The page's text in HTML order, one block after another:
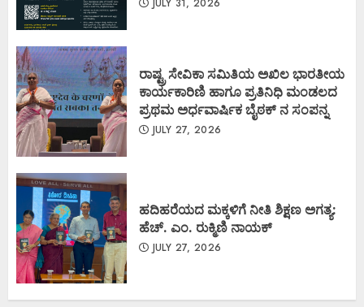
ರಾಷ್ಟ್ರ ಸೇವಿಕಾ ಸಮಿತಿಯ ಅಖಿಲ ಭಾರತೀಯ
ಕಾರ್ಯಕಾರಿಣಿ ಹಾಗೂ ಪ್ರತಿನಿಧಿ ಮಂಡಲದ
ಪ್ರಥಮ ಅರ್ಧವಾರ್ಷಿಕ ಬೈಠಕ್ ನ ಸಂಪನ್ನ
JULY 27, 2026
ಹದಿಹರೆಯದ ಮಕ್ಕಳಿಗೆ ನೀತಿ ಶಿಕ್ಷಣ ಅಗತ್ಯ:
ಹೆಚ್. ಎಂ. ರುಕ್ಮಿಣಿ ನಾಯಕ್
JULY 27, 2026